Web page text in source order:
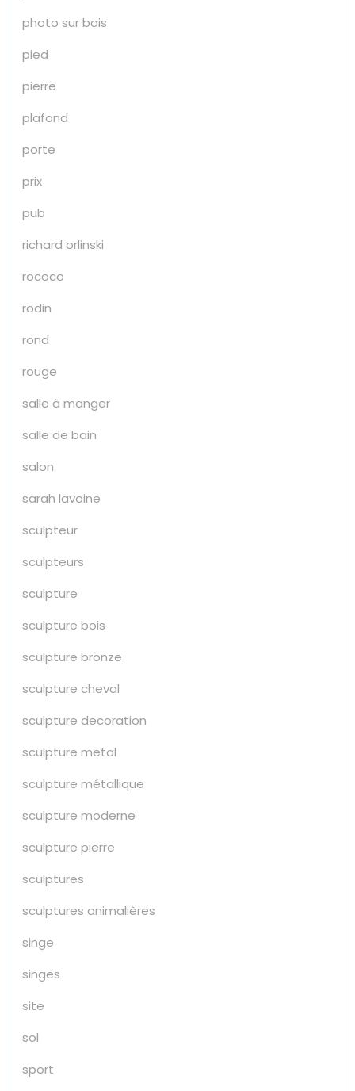
photo sur bois
pied
pierre
plafond
porte
prix
pub
richard orlinski
rococo
rodin
rond
rouge
salle à manger
salle de bain
salon
sarah lavoine
sculpteur
sculpteurs
sculpture
sculpture bois
sculpture bronze
sculpture cheval
sculpture decoration
sculpture metal
sculpture métallique
sculpture moderne
sculpture pierre
sculptures
sculptures animalières
singe
singes
site
sol
sport